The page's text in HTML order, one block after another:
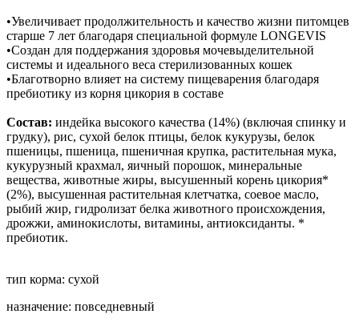
•Увеличивает продолжительность и качество жизни питомцев
старше 7 лет благодаря специальной формуле LONGEVIS
•Создан для поддержания здоровья мочевыделительной
системы и идеального веса стерилизованных кошек
•Благотворно влияет на систему пищеварения благодаря
пребиотику из корня цикория в составе
Состав: индейка высокого качества (14%) (включая спинку и
грудку), рис, сухой белок птицы, белок кукурузы, белок
пшеницы, пшеница, пшеничная крупка, растительная мука,
кукурузный крахмал, яичный порошок, минеральные
вещества, животные жиры, высушенный корень цикория*
(2%), высушенная растительная клетчатка, соевое масло,
рыбий жир, гидролизат белка животного происхождения,
дрожжи, аминокислоты, витамины, антиоксиданты. *
пребиотик.
тип корма: сухой
назначение: повседневный